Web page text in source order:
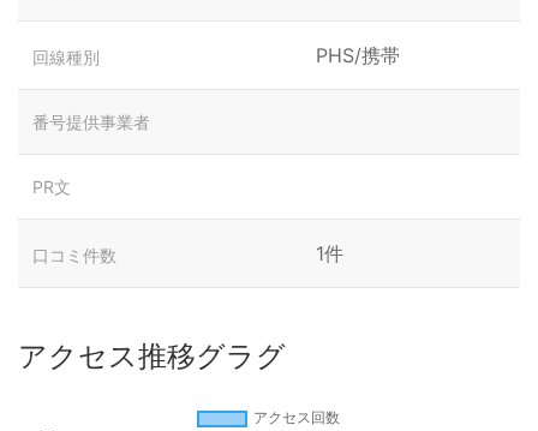
回線種別 PHS/携帯
番号提供事業者
PR文
口コミ件数 1件
アクセス推移グラグ